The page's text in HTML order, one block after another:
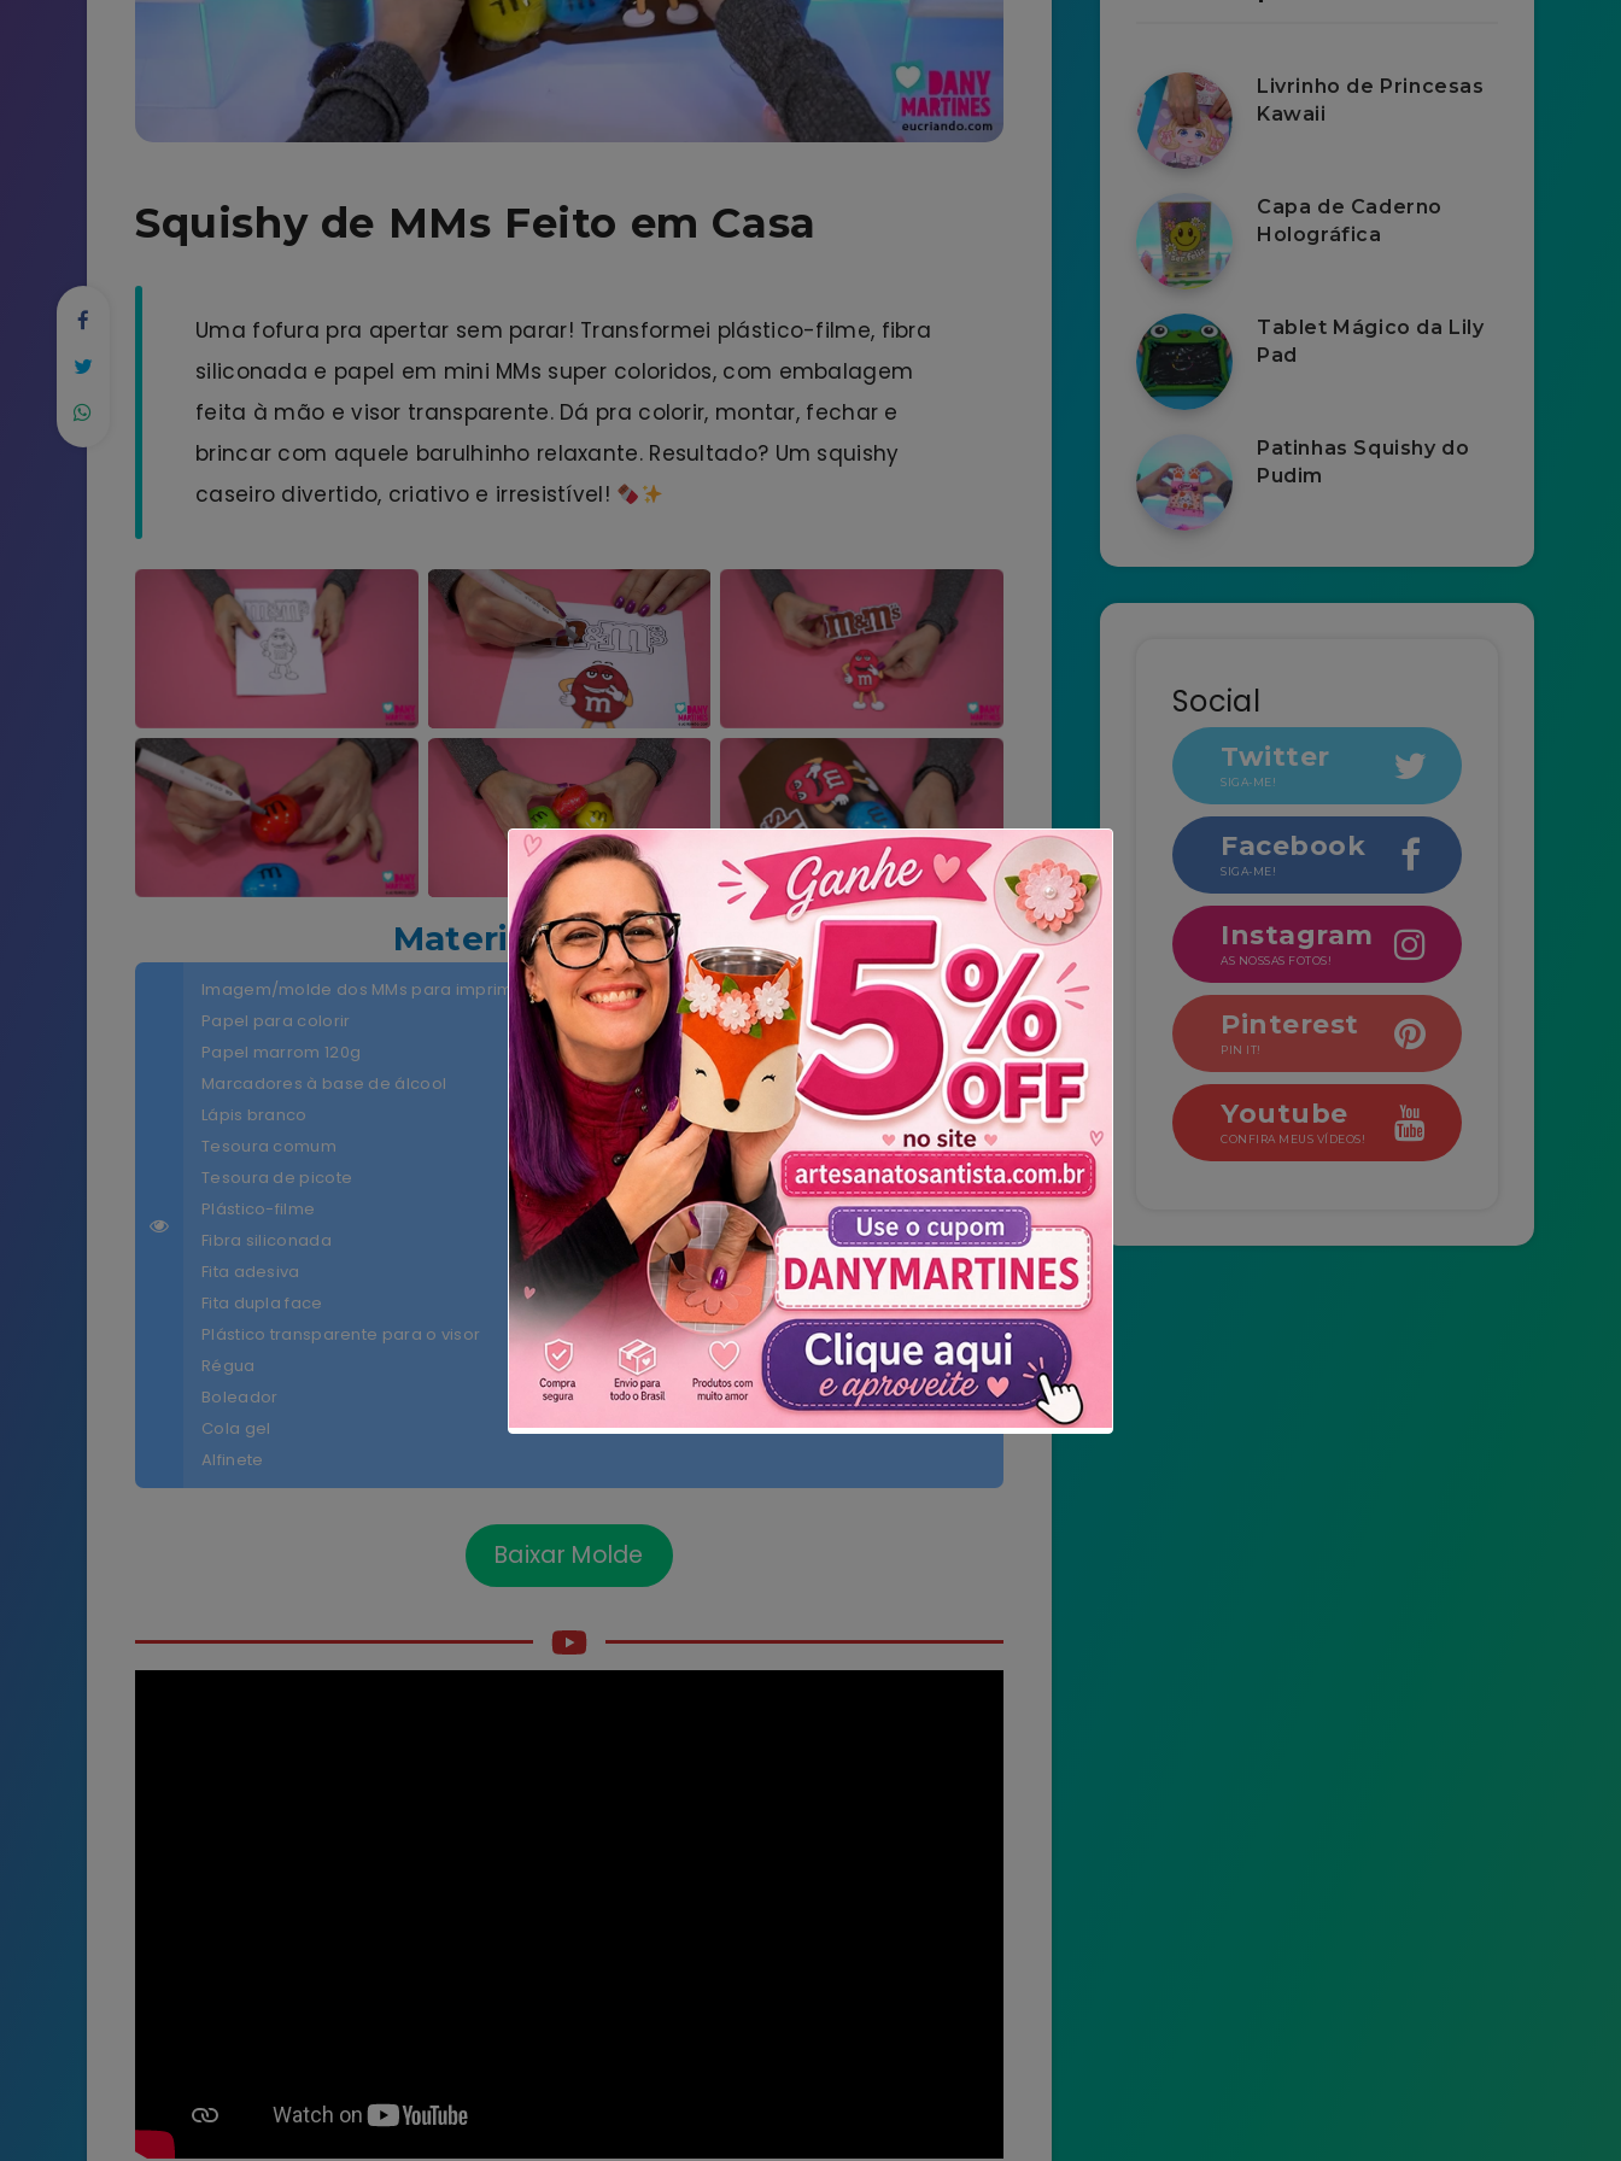
Squishy de MMs Feito em Casa
Uma fofura pra apertar sem parar! Transformei plástico-filme, fibra
siliconada e papel em mini MMs super coloridos, com embalagem
feita à mão e visor transparente. Dá pra colorir, montar, fechar e
brincar com aquele barulhinho relaxante. Resultado? Um squishy
caseiro divertido, criativo e irresistível!
Material Necessário
Imagem/molde dos MMs para imprimir
Papel para colorir
Papel marrom 120g
Marcadores à base de álcool
Lápis branco
Tesoura comum
Tesoura de picote
Plástico-filme
Fibra siliconada
Fita adesiva
Fita dupla face
Plástico transparente para o visor
Régua
Boleador
Cola gel
Alfinete
Baixar Molde
Livrinho de Princesas
Kawaii
Capa de Caderno
Holográfica
Tablet Mágico da Lily
Pad
Patinhas Squishy do
Pudim
Social
Twitter
SIGA-ME!
Facebook
SIGA-ME!
Instagram
AS NOSSAS FOTOS!
Pinterest
PIN IT!
Youtube
CONFIRA MEUS VÍDEOS!